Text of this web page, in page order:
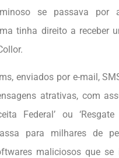
se passava por
tinha direito a receber
enviados por e-mail,
atrativas, com
Federal’ ou ‘Resgate
para milhares de
maliciosos que se